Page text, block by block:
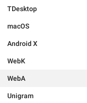
TDesktop
macOS
Android X
WebK
WebA
Unigram